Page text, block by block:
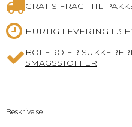
GRATIS FRAGT TIL
HURTIG LEVERING 1-3
BOLERO ER
SMAGSSTOFFER
Beskrivelse